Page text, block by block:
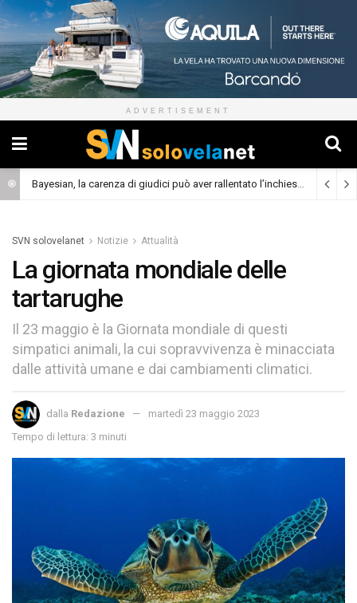
ADVERTISEMENT
Bayesian, la carenza di giudici può aver rallentato l’inchiesta (Cronaca)
SVN solovelanet Notizie Attualità
La giornata mondiale delle
tartarughe
Il 23 maggio è la Giornata mondiale di questi
simpatici animali, la cui sopravvivenza è minacciata
dalle attività umane e dai cambiamenti climatici.
dalla Redazione
martedì 23 maggio 2023
Tempo di lettura: 3 minuti